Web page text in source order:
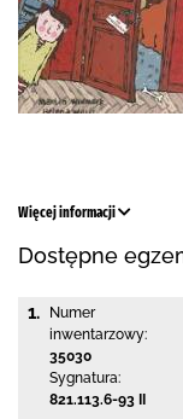
Więcej informacji
Dostępne
1.
Numer
inwentarzowy:
35030
Sygnatura:
821.113.6-93 II